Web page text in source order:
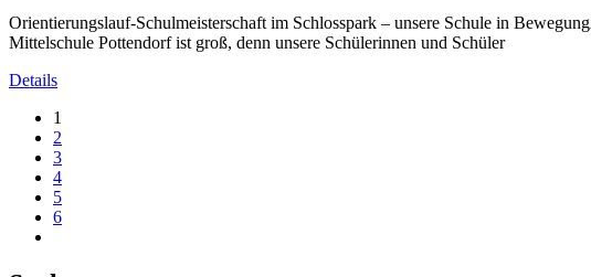
Orientierungslauf-Schulmeisterschaft im Schlosspark – unsere Schule in
Mittelschule Pottendorf ist groß, denn unsere Schülerinnen und Schüler
Details
1
2
3
4
5
6